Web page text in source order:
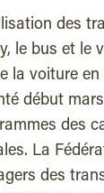
des
le bus et le
la voiture en
début
des
La
des